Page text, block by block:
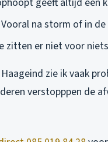
Vooral na storm of in
zitten er niet voor niets
zie ik vaak
verstopppen de